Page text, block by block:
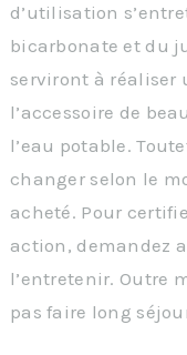
d’utilisation
bicarbonate et du
serviront à réaliser
l’accessoire de
l’eau potable.
changer selon le
acheté. Pour
action, demandez
l’entretenir. Outre
pas faire long